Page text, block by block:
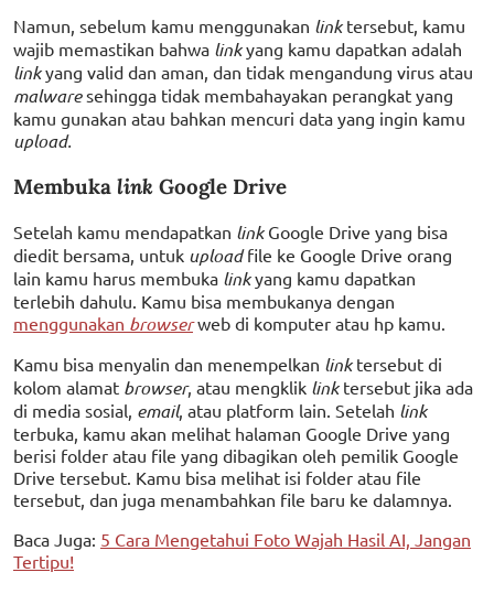
Namun, sebelum kamu menggunakan link tersebut, kamu
wajib memastikan bahwa linkyang kamu dapatkan adalah
linkyang valid dan aman, dan tidak mengandung virus atau
malwaresehingga tidak membahayakan perangkat yang
kamu gunakan atau bahkan mencuri data yang ingin kamu
upload.
Membuka link Google Drive
Setelah kamu mendapatkan link Google Drive yang bisa
diedit bersama, untuk uploadfile ke Google Drive orang
lain kamu harus membuka linkyang kamu dapatkan
terlebih dahulu. Kamu bisa membukanya dengan
menggunakan browser web di komputer atau hp kamu.
Kamu bisa menyalin dan menempelkan link tersebut di
kolom alamat browser, atau mengklik link tersebut jika ada
di media sosial, email, atau platform lain. Setelah link
terbuka, kamu akan melihat halaman Google Drive yang
berisi folder atau file yang dibagikan oleh pemilik Google
Drive tersebut. Kamu bisa melihat isi folder atau file
tersebut, dan juga menambahkan file baru ke dalamnya.
Baca Juga: 5 Cara Mengetahui Foto Wajah Hasil AI, Jangan
Tertipu!